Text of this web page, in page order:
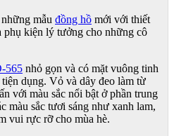
mẫu đồng hồ mới với thiết
phụ kiện lý tưởng cho những cô
565 nhỏ gọn và có mặt vuông tinh
dụng. Vỏ và dây đeo làm từ
với màu sắc nổi bật ở phần trung
màu sắc tươi sáng như xanh lam,
vui rực rỡ cho mùa hè.